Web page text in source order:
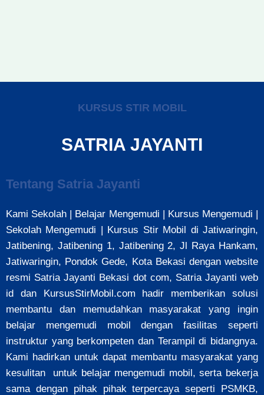
KURSUS STIR MOBIL
SATRIA JAYANTI
Tentang Satria Jayanti
Kami Sekolah | Belajar Mengemudi | Kursus Mengemudi |
Sekolah Mengemudi | Kursus Stir Mobil di Jatiwaringin,
Jatibening, Jatibening 1, Jatibening 2, Jl Raya Hankam,
Jatiwaringin, Pondok Gede, Kota Bekasi dengan website
resmi Satria Jayanti Bekasi dot com, Satria Jayanti web
id dan KursusStirMobil.com hadir memberikan solusi
membantu dan memudahkan masyarakat yang ingin
belajar mengemudi mobil dengan fasilitas seperti
instruktur yang berkompeten dan Terampil di bidangnya.
Kami hadirkan untuk dapat membantu masyarakat yang
kesulitan untuk belajar mengemudi mobil, serta bekerja
sama dengan pihak pihak terpercaya seperti PSMKB,